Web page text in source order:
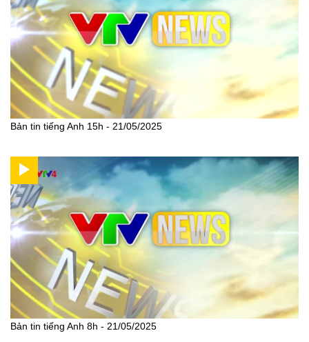
Bản tin tiếng Anh 15h - 21/05/2025
Bản tin tiếng Anh 8h - 21/05/2025